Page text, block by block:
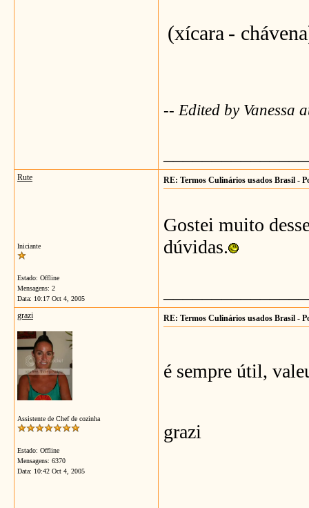
(xícara -
-- Edited by Vanessa
Rute
Iniciante
Estado: Offline
Mensagens: 2
Data: 10:17 Oct 4, 2005
RE: Termos Culinários usados Brasil -
Gostei muito
dúvidas.
grazi
Assistente de Chef de cozinha
Estado: Offline
Mensagens: 6370
Data: 10:42 Oct 4, 2005
RE: Termos Culinários usados Brasil -
é sempre útil,
grazi